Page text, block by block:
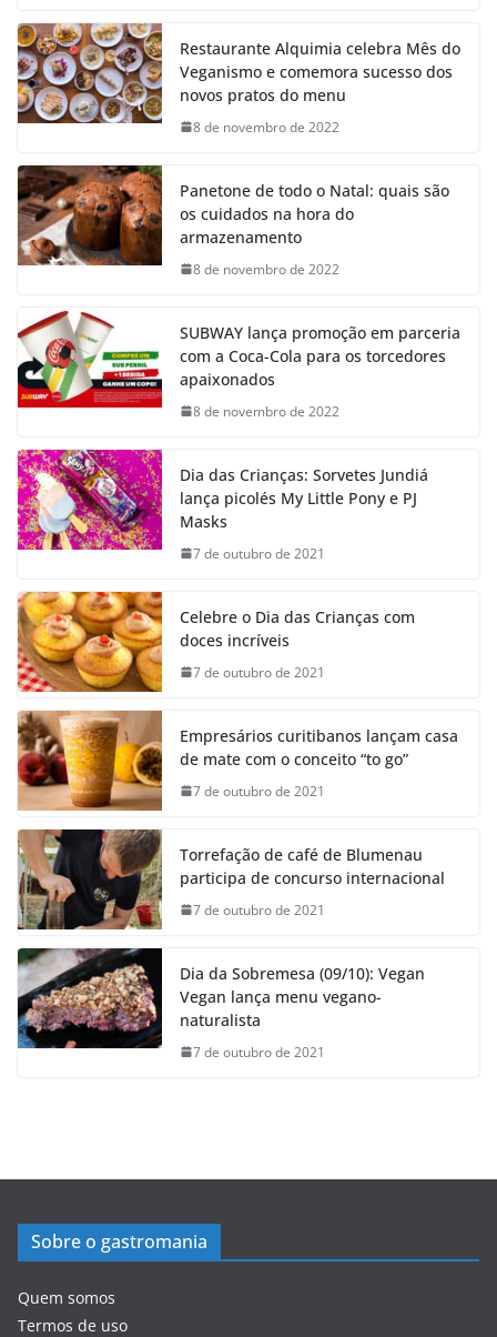
Restaurante Alquimia celebra Mês do
Veganismo e comemora sucesso dos
novos pratos do menu
8 de novembro de 2022
Panetone de todo o Natal: quais são
os cuidados na hora do
armazenamento
8 de novembro de 2022
SUBWAY lança promoção em parceria
com a Coca-Cola para os torcedores
apaixonados
8 de novembro de 2022
Dia das Crianças: Sorvetes Jundiá
lança picolés My Little Pony e PJ
Masks
7 de outubro de 2021
Celebre o Dia das Crianças com
doces incríveis
7 de outubro de 2021
Empresários curitibanos lançam casa
de mate com o conceito “to go”
7 de outubro de 2021
Torrefação de café de Blumenau
participa de concurso internacional
7 de outubro de 2021
Dia da Sobremesa (09/10): Vegan
Vegan lança menu vegano-
naturalista
7 de outubro de 2021
Sobre o gastromania
Quem somos
Termos de uso